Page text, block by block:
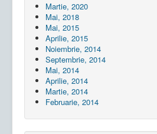
Martie, 2020
Mai, 2018
Mai, 2015
Aprilie, 2015
Noiembrie, 2014
Septembrie, 2014
Mai, 2014
Aprilie, 2014
Martie, 2014
Februarie, 2014